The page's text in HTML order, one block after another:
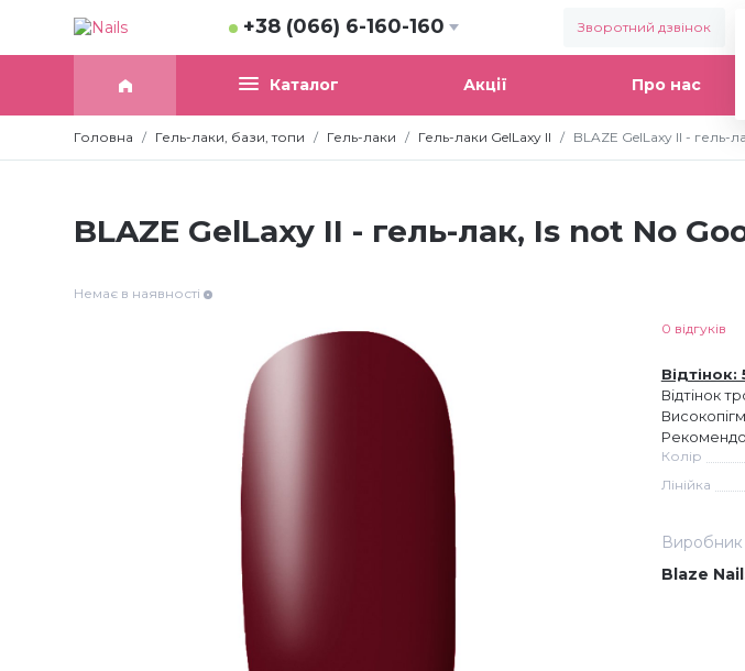
+38 (066) 6-160-160 Зворотний дзвінок
Каталог Акції Про нас
Головна Гель-лаки, бази, топи Гель-лаки Гель-лаки GelLaxy II BLAZE GelLaxy II - гель-
BLAZE GelLaxy II - гель-лак, Is not No
Немає в наявності
0 відгуків
Відтінок
Колір
Лінійка
Виробник
Blaze